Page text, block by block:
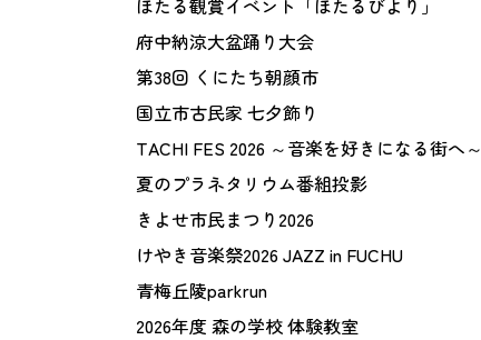
ほたる観賞イベント「ほたるびより」
府中納涼大盆踊り大会
第38回 くにたち朝顔市
国立市古民家 七夕飾り
TACHI FES 2026 ～音楽を好きになる街へ～
夏のプラネタリウム番組投影
きよせ市民まつり2026
けやき音楽祭2026 JAZZ in FUCHU
青梅丘陵parkrun
2026年度 森の学校 体験教室